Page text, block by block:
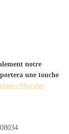
notre
une touche
Murales